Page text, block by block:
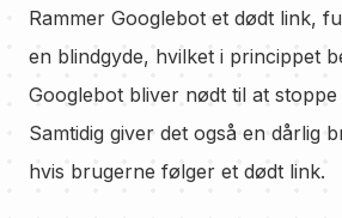
Rammer Googlebot et dødt link,
en blindgyde, hvilket i princippet
Googlebot bliver nødt til at
Samtidig giver det også en dårlig
hvis brugerne følger et dødt link.